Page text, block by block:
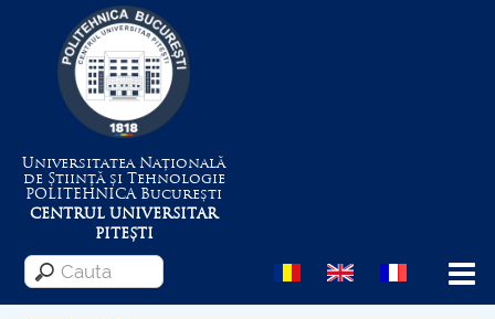
Universitatea Națională
de Știință și Tehnologie
POLITEHNICABucurești
CENTRUL UNIVERSITAR
PITEȘTI
Menu